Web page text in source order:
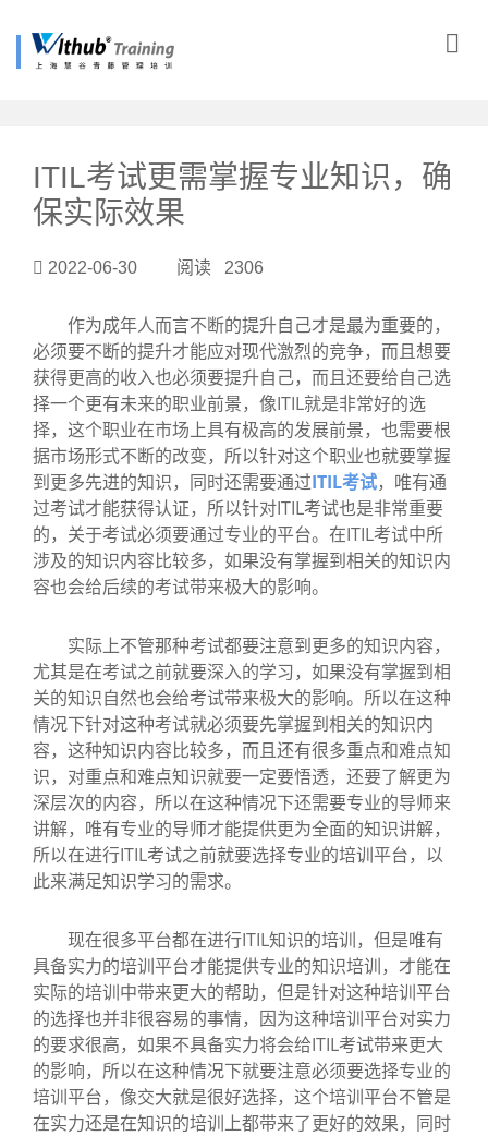
ITIL考试更需掌握专业知识，确
保实际效果
2022-06-30 阅读 2306
作为成年人而言不断的提升自己才是最为重要的，
必须要不断的提升才能应对现代激烈的竞争，而且想要
获得更高的收入也必须要提升自己，而且还要给自己选
择一个更有未来的职业前景，像ITIL就是非常好的选
择，这个职业在市场上具有极高的发展前景，也需要根
据市场形式不断的改变，所以针对这个职业也就要掌握
到更多先进的知识，同时还需要通过ITIL考试，唯有通
过考试才能获得认证，所以针对ITIL考试也是非常重要
的，关于考试必须要通过专业的平台。在ITIL考试中所
涉及的知识内容比较多，如果没有掌握到相关的知识内
容也会给后续的考试带来极大的影响。
实际上不管那种考试都要注意到更多的知识内容，
尤其是在考试之前就要深入的学习，如果没有掌握到相
关的知识自然也会给考试带来极大的影响。所以在这种
情况下针对这种考试就必须要先掌握到相关的知识内
容，这种知识内容比较多，而且还有很多重点和难点知
识，对重点和难点知识就要一定要悟透，还要了解更为
深层次的内容，所以在这种情况下还需要专业的导师来
讲解，唯有专业的导师才能提供更为全面的知识讲解，
所以在进行ITIL考试之前就要选择专业的培训平台，以
此来满足知识学习的需求。
现在很多平台都在进行ITIL知识的培训，但是唯有
具备实力的培训平台才能提供专业的知识培训，才能在
实际的培训中带来更大的帮助，但是针对这种培训平台
的选择也并非很容易的事情，因为这种培训平台对实力
的要求很高，如果不具备实力将会给ITIL考试带来更大
的影响，所以在这种情况下就要注意必须要选择专业的
培训平台，像交大就是很好选择，这个培训平台不管是
在实力还是在知识的培训上都带来了更好的效果，同时